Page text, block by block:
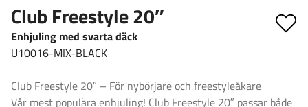
Club Freestyle 20″
Enhjuling med svarta däck
U10016-MIX-BLACK
Club Freestyle 20″ – För nybörjare och freestyleåkare
Vår mest populära enhjuling! Club Freestyle 20″ passar både